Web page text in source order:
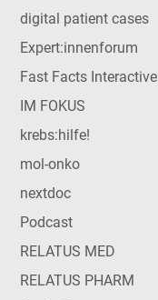
digital patient cases
Expert:innenforum
Fast Facts Interactive
IM FOKUS
krebs:hilfe!
mol-onko
nextdoc
Podcast
RELATUS MED
RELATUS PHARM